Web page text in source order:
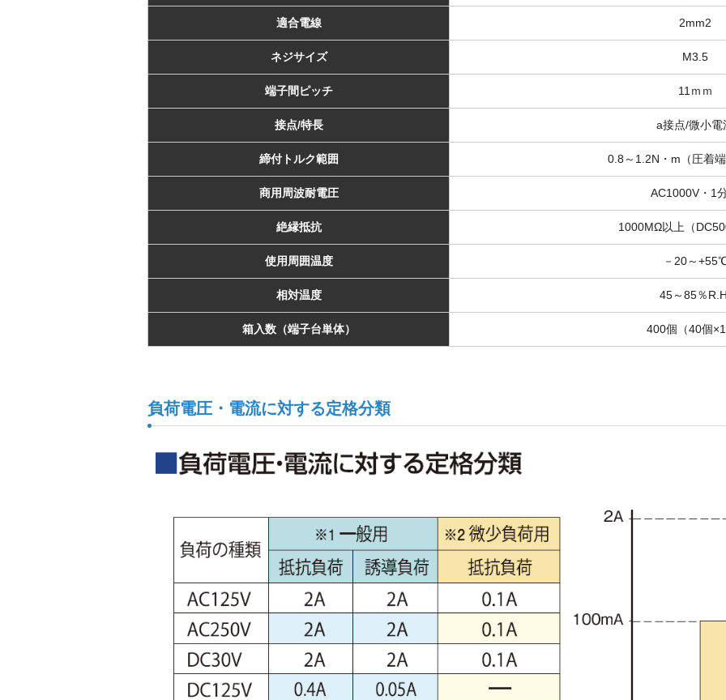
適合電線 2mm2
ネジサイズ M3.5
端子間ピッチ 11ｍｍ
接点/特長 a接点/微小電
締付トルク範囲 0.8～1.2N・m（圧着端
商用周波耐電圧 AC1000V・1
絶縁抵抗 1000MΩ以上（
使用周囲温度 －20～
相対温度 45～85％R.H.
箱入数（端子台単体） 400個（40個
負荷電圧・電流に対する定格分類